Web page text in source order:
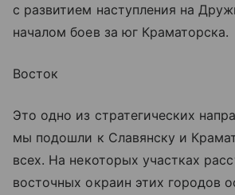
с развитием наступления на
началом боев за юг Краматорска.
Восток
Это одно из стратегических
мы подошли к Славянску и
всех. На некоторых участках
восточных окраин этих городов